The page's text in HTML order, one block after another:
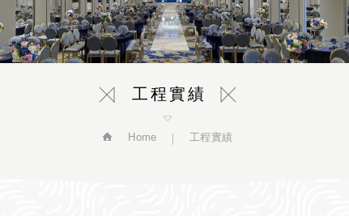
工程實績
Home 工程實績